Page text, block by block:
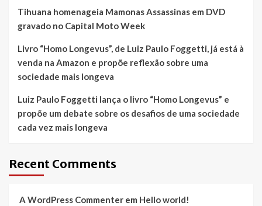
Tihuana homenageia Mamonas Assassinas em DVD
gravado no Capital Moto Week
Livro “Homo Longevus”, de Luiz Paulo Foggetti, já está à
venda na Amazon e propõe reflexão sobre uma
sociedade mais longeva
Luiz Paulo Foggetti lança o livro “Homo Longevus” e
propõe um debate sobre os desafios de uma sociedade
cada vez mais longeva
Recent Comments
A WordPress Commenter em Hello world!